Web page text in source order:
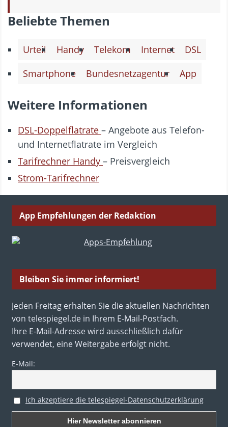
Beliebte Themen
Urteil Handy Telekom Internet
DSL
Smartphone
Bundesnetzagentur App
Weitere Informationen
DSL-Doppelflatrate – Angebote aus Telefon-
und Internetflatrate im Vergleich
Tarifrechner Handy – Preisvergleich
Strom-Tarifrechner
App Empfehlungen der Redaktion
Bleiben Sie immer informiert!
Jeden Freitag erhalten Sie die aktuellen Nachrichten
von telespiegel.de in Ihrem E-Mail-Postfach.
Ihre E-Mail-Adresse wird ausschließlich dafür
verwendet, eine Weitergabe erfolgt nicht.
E-Mail:
Ich akzeptiere die telespiegel-Datenschutzerklärung